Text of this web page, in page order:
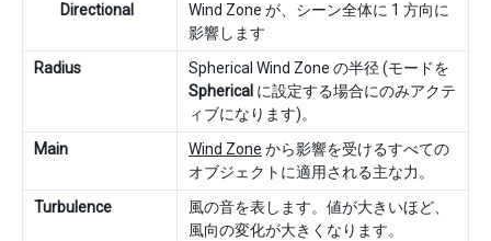
Directional
Wind Zone が、シーン全体に 1 方向に
影響します
Radius
Spherical Wind Zone の半径 (モードを
Spherical に設定する場合にのみアクテ
ィブになります)。
Main
Wind Zone から影響を受けるすべての
オブジェクトに適用される主な力。
Turbulence
風の音を表します。値が大きいほど、
風向の変化が大きくなります。